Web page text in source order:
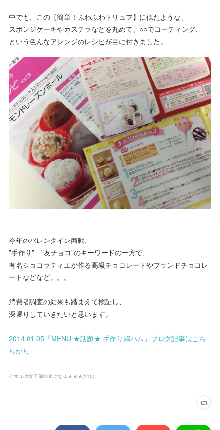
中でも、この【簡単！ふわふわトリュフ】に似たような、
スポンジケーキやカステラなどを丸めて、○○でコーティング、
という色んなアレンジのレシピが目に付きました。
今年のバレンタイン商戦、
”手作り” ”友チョコ”のキーワードの一方で、
有名ショコラティエが作る高級チョコレートやブランドチョコレ
ートなどなど。。。
消費者調査の結果も踏まえて検証し、
深堀りしていきたいと思います。
2014.01.05「MENU ★話題★ 手作り鶏ハム」ブログ記事はこち
らから
◇マルダ女子部の気になる★★★(116)